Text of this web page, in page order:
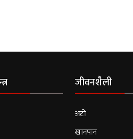
जीवनशैली
अटो
खानपान